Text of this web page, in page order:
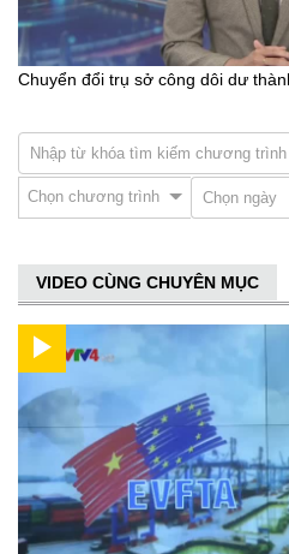
Chuyển đổi trụ sở công dôi dư
Chọn chương trình
VIDEO CÙNG CHUYÊN MỤC